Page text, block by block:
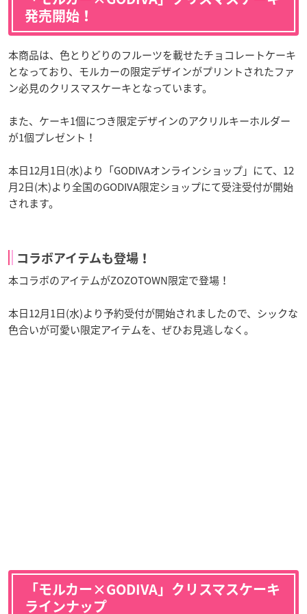
発売開始！
本商品は、色とりどりのフルーツを載せたチョコレートケーキ
となっており、モルカーの限定デザインがプリントされたファ
ン必見のクリスマスケーキとなっています。
また、ケーキ1個につき限定デザインのアクリルキーホルダー
が1個プレゼント！
本日12月1日(水)より「GODIVAオンラインショップ」にて、12
月2日(木)より全国のGODIVA限定ショップにて受注受付が開始
されます。
コラボアイテムも登場！
本コラボのアイテムがZOZOTOWN限定で登場！
本日12月1日(水)より予約受付が開始されましたので、シックな
色合いが可愛い限定アイテムを、ぜひお見逃しなく。
「モルカー×GODIVA」クリスマスケーキ
ラインナップ